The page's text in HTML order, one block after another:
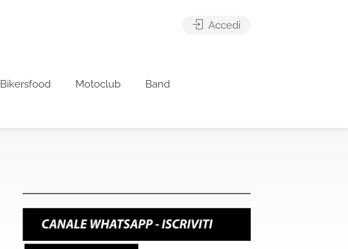
Bikersfood Motoclub Band
Accedi